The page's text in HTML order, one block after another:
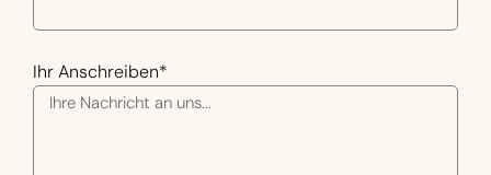
Ihr Anschreiben*